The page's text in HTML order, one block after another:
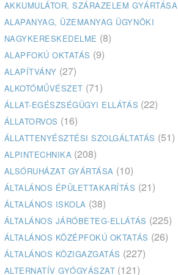
AKKUMULÁTOR, SZÁRAZELEM GYÁRTÁSA
ALAPANYAG, ÜZEMANYAG ÜGYNÖKI
NAGYKERESKEDELME (8)
ALAPFOKÚ OKTATÁS (9)
ALAPÍTVÁNY (27)
ALKOTÓMŰVÉSZET (71)
ÁLLAT-EGÉSZSÉGÜGYI ELLÁTÁS (22)
ÁLLATORVOS (16)
ÁLLATTENYÉSZTÉSI SZOLGÁLTATÁS (51)
ALPINTECHNIKA (208)
ALSÓRUHÁZAT GYÁRTÁSA (10)
ÁLTALÁNOS ÉPÜLETTAKARÍTÁS (21)
ÁLTALÁNOS ISKOLA (38)
ÁLTALÁNOS JÁRÓBETEG-ELLÁTÁS (225)
ÁLTALÁNOS KÖZÉPFOKÚ OKTATÁS (26)
ÁLTALÁNOS KÖZIGAZGATÁS (227)
ALTERNATÍV GYÓGYÁSZAT (121)